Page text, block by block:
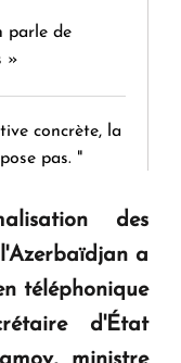
parle de
»
concrète, la
pas. "
et d'avenirdes
a
téléphonique
d'État